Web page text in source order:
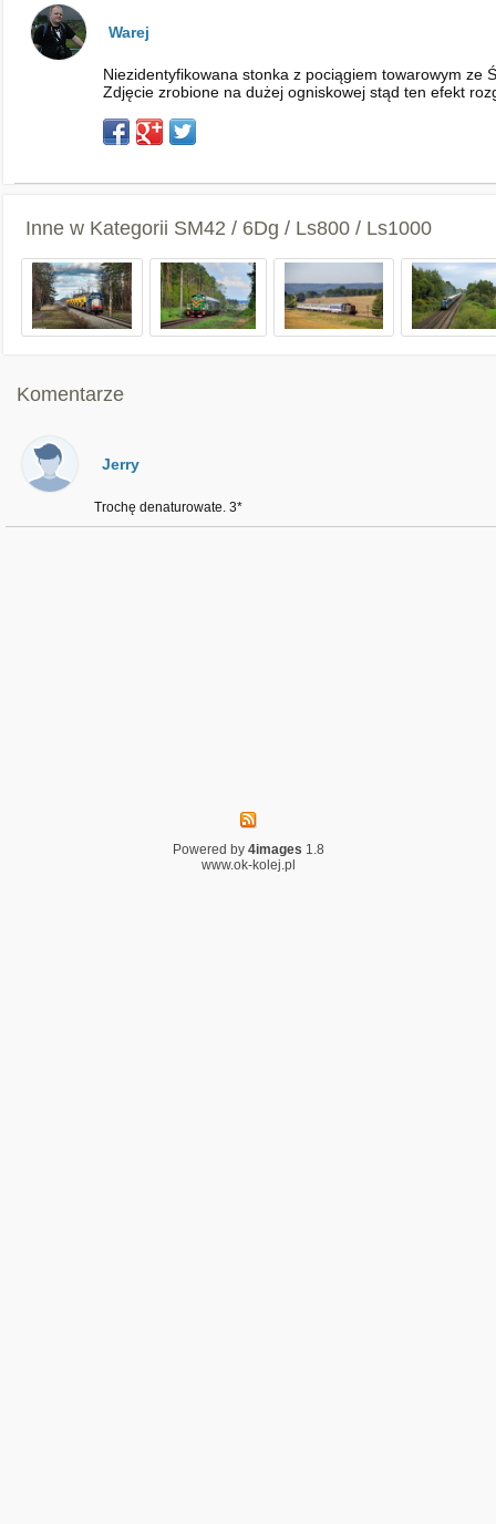
Warej
Niezidentyfikowana stonka z pociągiem towarowym ze
Zdjęcie zrobione na dużej ogniskowej stąd ten efekt
Inne w Kategorii SM42 / 6Dg / Ls800 / Ls1000
Komentarze
Jerry
Trochę denaturowate. 3*
Powered by 4images 1.8
www.ok-kolej.pl